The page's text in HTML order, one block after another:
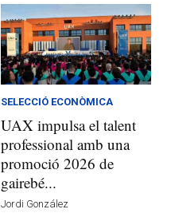
SELECCIÓ ECONÒMICA
UAX impulsa el talent
professional amb una
promoció 2026 de
gairebé...
Jordi González